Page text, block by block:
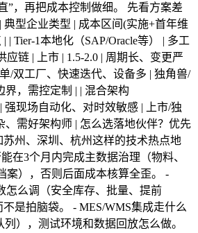
”，再把成本控制做细。 先看方案差
典型企业类型 | 成本区间(实施+首年维
| Tier-1本地化（SAP/Oracle等） | 多工
链 | 上市 | 1.5-2.0 | 周期长、变更严
/双工厂、快速迭代、设备多 | 独角兽/
界，需控定制 | | 混合架构
| 强现场自动化、对时效敏感 | 上市/独
、需好架构师 | 怎么选落地伙伴？优先
州、深圳、杭州这样的技术热点地
在3个月内完成主数据治理（物料、
案），否则后面成本核算全歪。 -
怎么调（安全库存、批量、提前
是拍脑袋。 - MES/WMS集成走什么
），测试环境和数据回放怎么做。